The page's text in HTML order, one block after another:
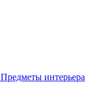
Предметы интерьера